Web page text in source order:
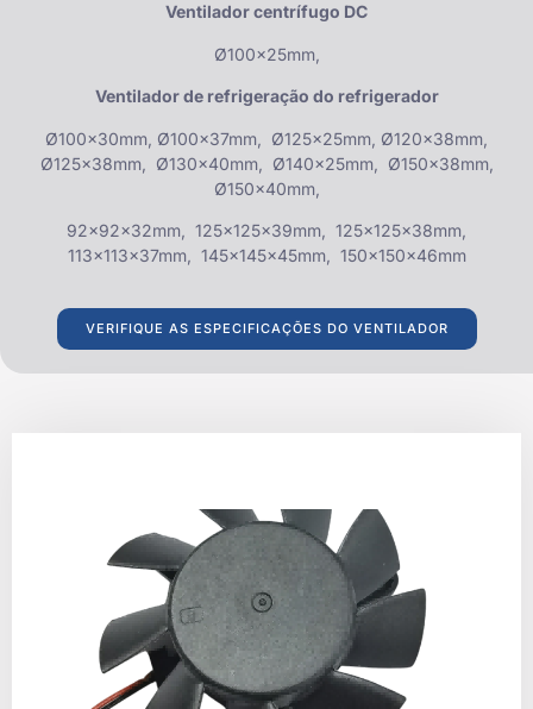
Ventilador centrífugo DC
Ø100x25mm,
Ventilador de refrigeração do refrigerador
Ø100x30mm, Ø100x37mm, Ø125x25mm, Ø120x38mm,
Ø125x38mm, Ø130x40mm, Ø140x25mm, Ø150x38mm,
Ø150x40mm,
92x92x32mm, 125x125x39mm, 125x125x38mm,
113x113x37mm, 145x145x45mm, 150x150x46mm
VERIFIQUE AS ESPECIFICAÇÕES DO VENTILADOR